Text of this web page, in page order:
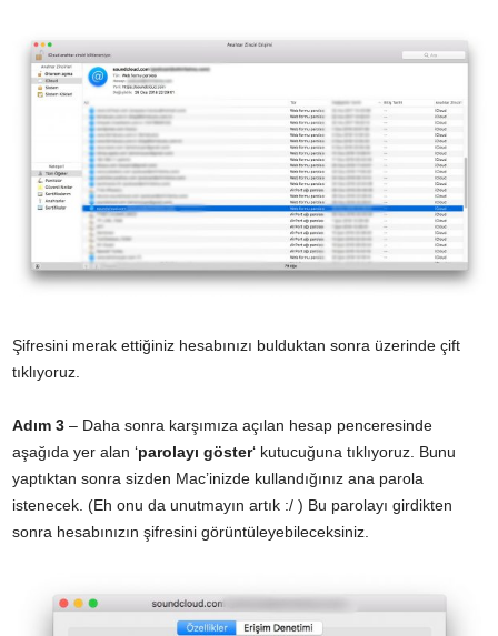
Şifresini merak ettiğiniz hesabınızı bulduktan sonra üzerinde çift
tıklıyoruz.
Adım 3 – Daha sonra karşımıza açılan hesap penceresinde
aşağıda yer alan ‘parolayı göster‘ kutucuğuna tıklıyoruz. Bunu
yaptıktan sonra sizden Mac’inizde kullandığınız ana parola
istenecek. (Eh onu da unutmayın artık :/ ) Bu parolayı girdikten
sonra hesabınızın şifresini görüntüleyebileceksiniz.